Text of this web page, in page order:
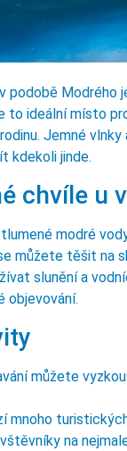
podobě Modrého
to ideální místo
Jemné
kdekoli jinde.
chvíle u
modré
můžete těšit na
slunění a
objevování.
můžete
mnoho
na